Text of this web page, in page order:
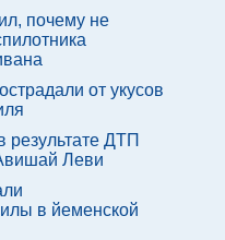
почему не
от укусов
результате ДТП
Леви
в йеменской